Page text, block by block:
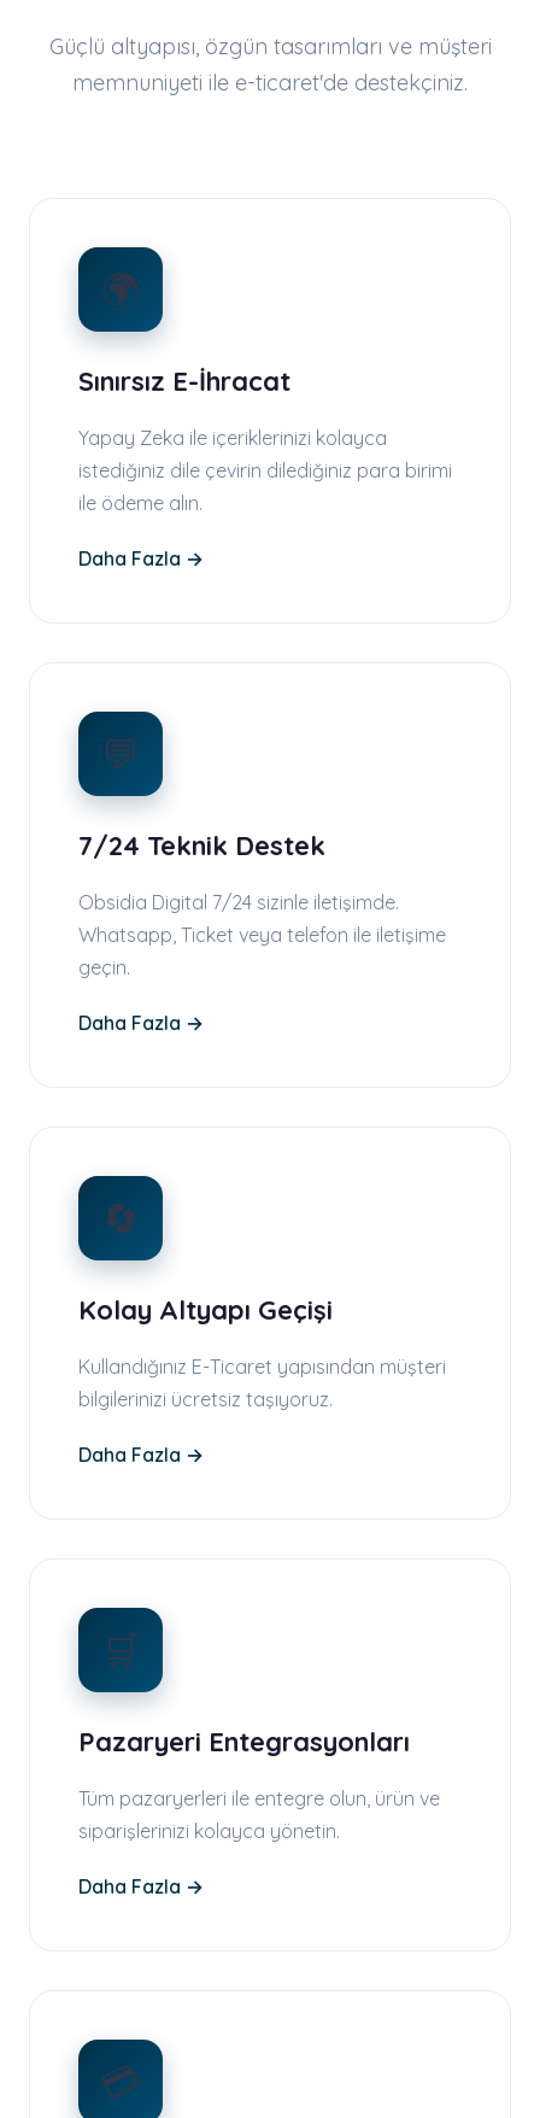
Güçlü altyapısı, özgün tasarımları ve müşteri
memnuniyeti ile e-ticaret'de destekçiniz.
🌍
Sınırsız E-İhracat
Yapay Zeka ile içeriklerinizi kolayca
istediğiniz dile çevirin dilediğiniz para birimi
ile ödeme alın.
Daha Fazla →
💬
7/24 Teknik Destek
Obsidia Digital 7/24 sizinle iletişimde.
Whatsapp, Ticket veya telefon ile iletişime
geçin.
Daha Fazla →
🔄
Kolay Altyapı Geçişi
Kullandığınız E-Ticaret yapısından müşteri
bilgilerinizi ücretsiz taşıyoruz.
Daha Fazla →
🛒
Pazaryeri Entegrasyonları
Tüm pazaryerleri ile entegre olun, ürün ve
siparişlerinizi kolayca yönetin.
Daha Fazla →
💳